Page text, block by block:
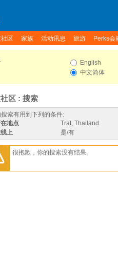
区 家族 活动讯息 旅游 Perks会
English
中文简体
区 : 搜索
索有用到下列的条件:
地点
Trat, Thailand
上
是/有
很抱歉，你的搜索没有结果。